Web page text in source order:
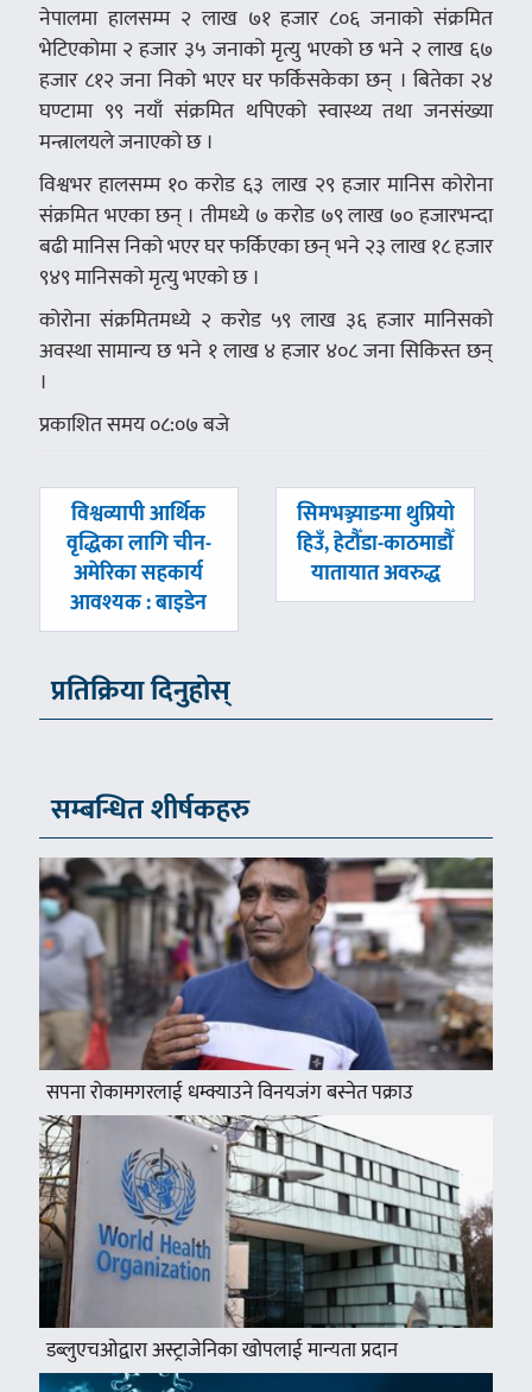
नेपालमा हालसम्म २ लाख ७१ हजार ८०६ जनाको संक्रमित
भेटिएकोमा २ हजार ३५ जनाको मृत्यु भएको छ भने २ लाख ६७
हजार ८१२ जना निको भएर घर फर्किसकेका छन् । बितेका २४
घण्टामा ९९ नयाँ संक्रमित थपिएको स्वास्थ्य तथा जनसंख्या
मन्त्रालयले जनाएको छ ।
विश्वभर हालसम्म १० करोड ६३ लाख २९ हजार मानिस कोरोना
संक्रमित भएका छन् । तीमध्ये ७ करोड ७९ लाख ७० हजारभन्दा
बढी मानिस निको भएर घर फर्किएका छन् भने २३ लाख १८ हजार
९४९ मानिसको मृत्यु भएको छ ।
कोरोना संक्रमितमध्ये २ करोड ५९ लाख ३६ हजार मानिसको
अवस्था सामान्य छ भने १ लाख ४ हजार ४०८ जना सिकिस्त छन्
।
प्रकाशित समय ०८:०७ बजे
पछिल्लाे
-
विश्वव्यापी आर्थिक
वृद्धिका लागि चीन-
अमेरिका सहकार्य
आवश्यक : बाइडेन
अघिल्लाे
-
सिमभञ्ज्याङमा थुप्रियो
हिउँ, हेटौँडा-काठमाडौँ
यातायात अवरुद्ध
प्रतिक्रिया दिनुहोस्
सम्बन्धित शीर्षकहरु
सपना रोकामगरलाई धम्क्याउने विनयजंग बस्नेत पक्राउ
डब्लुएचओद्वारा अस्ट्राजेनिका खोपलाई मान्यता प्रदान